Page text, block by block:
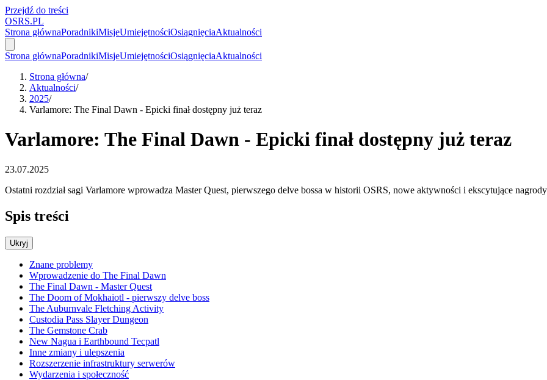
Przejdź do treści
OSRS.PL
Strona głównaPoradnikiMisjeUmiejętnościOsiągnięciaAktualności
Strona głównaPoradnikiMisjeUmiejętnościOsiągnięciaAktualności
Strona główna/
Aktualności/
2025/
Varlamore: The Final Dawn - Epicki finał dostępny już teraz
Varlamore: The Final Dawn - Epicki finał dostępny już teraz
23.07.2025
Ostatni rozdział sagi Varlamore wprowadza Master Quest, pierwszego delve bossa w historii OSRS, nowe aktywności i ekscytujące
Spis treści
Ukryj
Znane problemy
Wprowadzenie do The Final Dawn
The Final Dawn - Master Quest
The Doom of Mokhaiotl - pierwszy delve boss
The Auburnvale Fletching Activity
Custodia Pass Slayer Dungeon
The Gemstone Crab
New Nagua i Earthbound Tecpatl
Inne zmiany i ulepszenia
Rozszerzenie infrastruktury serwerów
Wydarzenia i społeczność